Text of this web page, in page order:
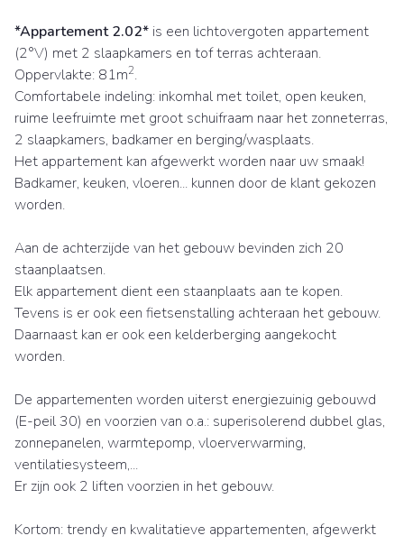
*Appartement 2.02* is een lichtovergoten appartement
(2°V) met 2 slaapkamers en tof terras achteraan.
Oppervlakte: 81m2.
Comfortabele indeling: inkomhal met toilet, open keuken,
ruime leefruimte met groot schuifraam naar het zonneterras,
2 slaapkamers, badkamer en berging/wasplaats.
Het appartement kan afgewerkt worden naar uw smaak!
Badkamer, keuken, vloeren... kunnen door de klant gekozen
worden.
Aan de achterzijde van het gebouw bevinden zich 20
staanplaatsen.
Elk appartement dient een staanplaats aan te kopen.
Tevens is er ook een fietsenstalling achteraan het gebouw.
Daarnaast kan er ook een kelderberging aangekocht
worden.
De appartementen worden uiterst energiezuinig gebouwd
(E-peil 30) en voorzien van o.a.: superisolerend dubbel glas,
zonnepanelen, warmtepomp, vloerverwarming,
ventilatiesysteem,...
Er zijn ook 2 liften voorzien in het gebouw.
Kortom: trendy en kwalitatieve appartementen, afgewerkt